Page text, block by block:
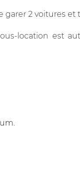
2 voitures et
location est